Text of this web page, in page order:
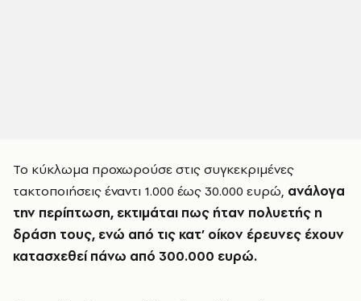
Το κύκλωμα προχωρούσε στις συγκεκριμένες
τακτοποιήσεις έναντι 1.000 έως 30.000 ευρώ, ανάλογα
την περίπτωση, εκτιμάται πως ήταν πολυετής η
δράση τους, ενώ από τις κατ’ οίκον έρευνες έχουν
κατασχεθεί πάνω από 300.000 ευρώ.